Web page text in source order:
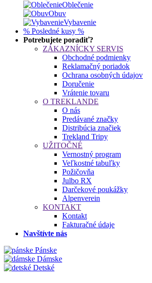
Oblečenie
Obuv
Vybavenie
% Posledné kusy %
Potrebujete poradiť?
ZÁKAZNÍCKY SERVIS
Obchodné podmienky
Reklamačný poriadok
Ochrana osobných údajov
Doručenie
Vrátenie tovaru
O TREKLANDE
O nás
Predávané značky
Distribúcia značiek
Trekland Tripy
UŽITOČNÉ
Vernostný program
Veľkostné tabuľky
Požičovňa
Julbo RX
Darčekové poukážky
Alpenverein
KONTAKT
Kontakt
Fakturačné údaje
Navštívte nás
Pánske
Dámske
Detské